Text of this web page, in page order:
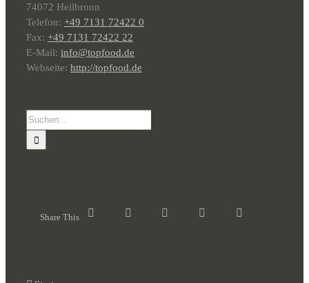
74072 Heilbronn
Telefon: +49 7131 72422 0
Fax: +49 7131 72422 22
E-Mail: info@topfood.de
Webseite: http://topfood.de
Suche
nach:
Share This